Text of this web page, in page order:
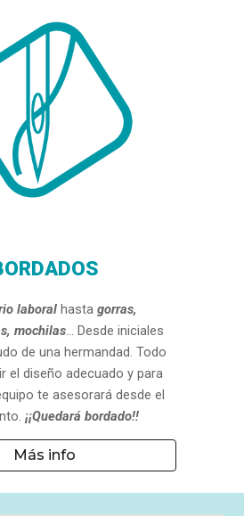
laboral hastagorras,
mochilas... Desdeiniciales
de una hermandad. Todo
el diseño adecuado y para
te asesorará desde el
¡¡Quedará bordado!!
Más info